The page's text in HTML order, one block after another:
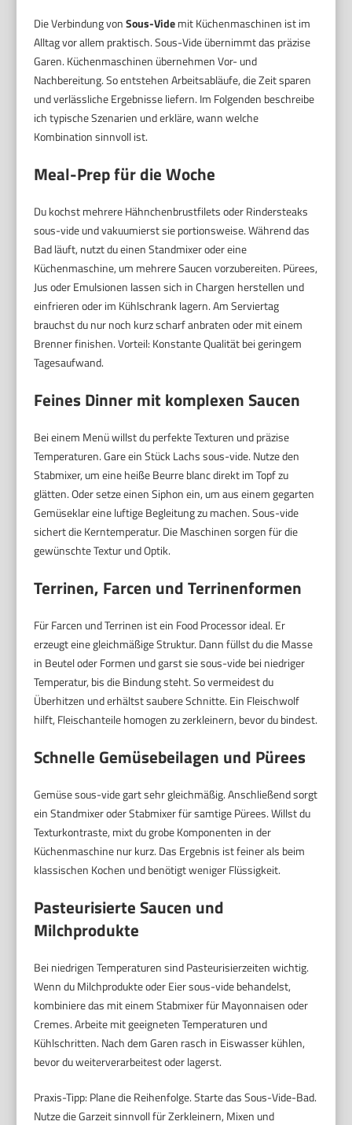
Die Verbindung vonSous-Videmit Küchenmaschinen ist im
Alltag vor allem praktisch. Sous-Vide übernimmt das präzise
Garen. Küchenmaschinen übernehmen Vor- und
Nachbereitung. So entstehen Arbeitsabläufe, die Zeit sparen
und verlässliche Ergebnisse liefern. Im Folgenden beschreibe
ich typische Szenarien und erkläre, wann welche
Kombination sinnvoll ist.
Meal-Prep für die Woche
Du kochst mehrere Hähnchenbrustfilets oder Rindersteaks
sous-vide und vakuumierst sie portionsweise. Während das
Bad läuft, nutzt du einen Standmixer oder eine
Küchenmaschine, um mehrere Saucen vorzubereiten. Pürees,
Jus oder Emulsionen lassen sich in Chargen herstellen und
einfrieren oder im Kühlschrank lagern. Am Serviertag
brauchst du nur noch kurz scharf anbraten oder mit einem
Brenner finishen. Vorteil: Konstante Qualität bei geringem
Tagesaufwand.
Feines Dinner mit komplexen Saucen
Bei einem Menü willst du perfekte Texturen und präzise
Temperaturen. Gare ein Stück Lachs sous-vide. Nutze den
Stabmixer, um eine heiße Beurre blanc direkt im Topf zu
glätten. Oder setze einen Siphon ein, um aus einem gegarten
Gemüseklar eine luftige Begleitung zu machen. Sous-vide
sichert die Kerntemperatur. Die Maschinen sorgen für die
gewünschte Textur und Optik.
Terrinen, Farcen und Terrinenformen
Für Farcen und Terrinen ist ein Food Processor ideal. Er
erzeugt eine gleichmäßige Struktur. Dann füllst du die Masse
in Beutel oder Formen und garst sie sous-vide bei niedriger
Temperatur, bis die Bindung steht. So vermeidest du
Überhitzen und erhältst saubere Schnitte. Ein Fleischwolf
hilft, Fleischanteile homogen zu zerkleinern, bevor du bindest.
Schnelle Gemüsebeilagen und Pürees
Gemüse sous-vide gart sehr gleichmäßig. Anschließend sorgt
ein Standmixer oder Stabmixer für samtige Pürees. Willst du
Texturkontraste, mixt du grobe Komponenten in der
Küchenmaschine nur kurz. Das Ergebnis ist feiner als beim
klassischen Kochen und benötigt weniger Flüssigkeit.
Pasteurisierte Saucen und
Milchprodukte
Bei niedrigen Temperaturen sind Pasteurisierzeiten wichtig.
Wenn du Milchprodukte oder Eier sous-vide behandelst,
kombiniere das mit einem Stabmixer für Mayonnaisen oder
Cremes. Arbeite mit geeigneten Temperaturen und
Kühlschritten. Nach dem Garen rasch in Eiswasser kühlen,
bevor du weiterverarbeitest oder lagerst.
Praxis-Tipp: Plane die Reihenfolge. Starte das Sous-Vide-Bad.
Nutze die Garzeit sinnvoll für Zerkleinern, Mixen und